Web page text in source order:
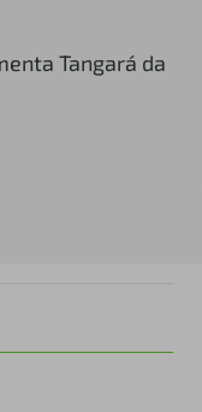
Tangará da